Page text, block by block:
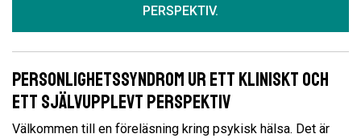
PERSPEKTIV.
Personlighetssyndrom ur ett kliniskt och
ett självupplevt perspektiv
Välkommen till en föreläsning kring psykisk hälsa. Det är